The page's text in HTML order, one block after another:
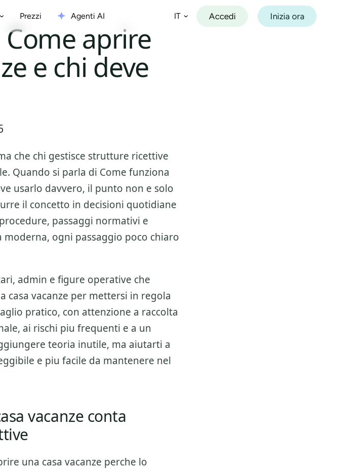
Prezzi Agenti AI IT Accedi Inizia ora
aprire
e chi deve
che chi gestisce strutture ricettive
Quando si parla di Come funziona
usarlo davvero, il punto non e solo
il concetto in decisioni quotidiane
passaggi normativi e
ogni passaggio poco chiaro
admin e figure operative che
casa vacanze per mettersi in regola
pratico, con attenzione a raccolta
, ai rischi piu frequenti e a un
teoria inutile, ma aiutarti a
e piu facile da mantenere nel
vacanze conta
una casa vacanze perche lo